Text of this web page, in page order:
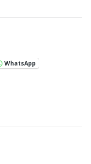
WhatsApp